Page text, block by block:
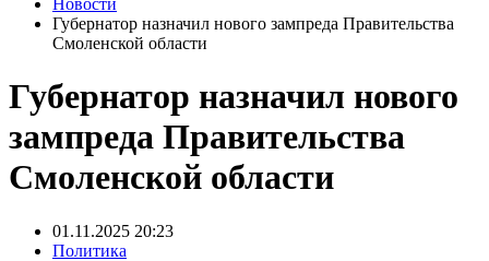
Новости
Губернатор назначил нового зампреда Правительства
Смоленской области
Губернатор назначил нового
зампреда Правительства
Смоленской области
01.11.2025 20:23
Политика